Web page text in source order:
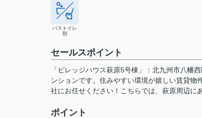
バストイレ
別
セールスポイント
「ビレッジハウス萩原5号棟」：北九州市八幡
ンションです。住みやすい環境が嬉しい賃貸
社にお任せください！こちらでは、萩原周辺に
ポイント